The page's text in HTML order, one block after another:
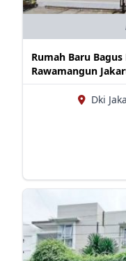
Rumah Baru
Rawamangun
Dki